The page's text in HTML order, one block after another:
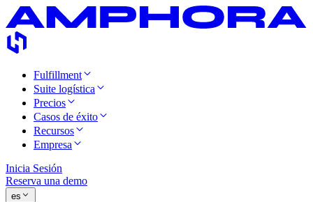
Fulfillment
Suite logística
Precios
Casos de éxito
Recursos
Empresa
Inicia Sesión
Reserva una demo
es